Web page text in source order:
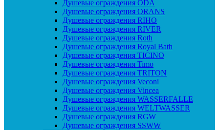
Душевые ограждения ODA
Душевые ограждения ORANS
Душевые ограждения RIHO
Душевые ограждения RIVER
Душевые ограждения Roth
Душевые ограждения Royal Bath
Душевые ограждения TICINO
Душевые ограждения Timo
Душевые ограждения TRITON
Душевые ограждения Veconi
Душевые ограждения Vincea
Душевые ограждения WASSERFALLE
Душевые ограждения WELTWASSER
Душевые ограждения RGW
Душевые ограждения SSWW